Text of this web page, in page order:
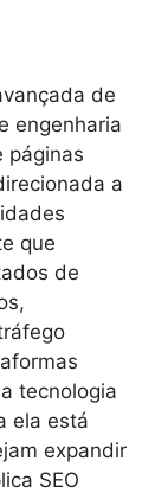
de
engenharia
páginas
a
que
de
tecnologia
ela está
expandir
SEO